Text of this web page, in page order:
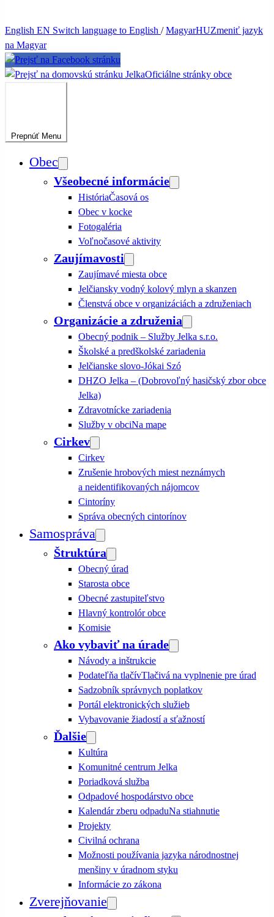
English EN Switch language to English /MagyarHUZmeniť jazyk
na Magyar
JelkaOficiálne stránky obce
Prepnúť Menu
Obec
Všeobecné informácie
HistóriaČasová os
Obec v kocke
Fotogaléria
Voľnočasové aktivity
Zaujímavosti
Zaujímavé miesta obce
Jelčiansky vodný kolový mlyn a skanzen
Členstvá obce v organizáciách a združeniach
Organizácie a združenia
Obecný podnik – Služby Jelka s.r.o.
Školské a predškolské zariadenia
Jelčianske slovo-Jókai Szó
DHZO Jelka – (Dobrovoľný hasičský zbor obce
Jelka)
Zdravotnícke zariadenia
Služby v obciNa mape
Cirkev
Cirkev
Zrušenie hrobových miest neznámych
a neidentifikovaných nájomcov
Cintoríny
Správa obecných cintorínov
Samospráva
Štruktúra
Obecný úrad
Starosta obce
Obecné zastupiteľstvo
Hlavný kontrolór obce
Komisie
Ako vybaviť na úrade
Návody a inštrukcie
Podateľňa tlačívTlačivá na vyplnenie pre úrad
Sadzobník správnych poplatkov
Portál elektronických služieb
Vybavovanie žiadostí a sťažností
Ďalšie
Kultúra
Komunitné centrum Jelka
Poriadková služba
Odpadové hospodárstvo obce
Kalendár zberu odpaduNa stiahnutie
Projekty
Civilná ochrana
Možnosti používania jazyka národnostnej
menšiny v úradnom styku
Informácie zo zákona
Zverejňovanie